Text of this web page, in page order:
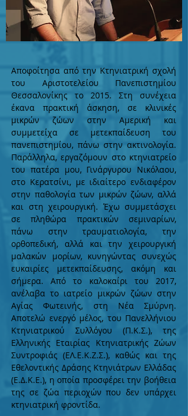
Αποφοίτησα από την Κτηνιατρική σχολή
του Αριστοτελείου Πανεπιστημίου
Θεσσαλονίκης το 2015. Στη συνέχεια
έκανα πρακτική άσκηση, σε κλινικές
μικρών ζώων στην Αμερική και
συμμετείχα σε μετεκπαίδευση του
πανεπιστημίου, πάνω στην ακτινολογία.
Παράλληλα, εργαζόμουν στο κτηνιατρείο
του πατέρα μου, Γινάργυρου Νικόλαου,
στο Κερατσίνι, με ιδιαίτερο ενδιαφέρον
στην παθολογία των μικρών ζώων, αλλά
και στη χειρουργική. Έχω συμμετάσχει
σε πληθώρα πρακτικών σεμιναρίων,
πάνω στην τραυματιολογία, την
ορθοπεδική, αλλά και την χειρουργική
μαλακών μορίων, κυνηγώντας συνεχώς
ευκαιρίες μετεκπαίδευσης, ακόμη και
σήμερα. Από το καλοκαίρι του 2017,
ανέλαβα το ιατρείο μικρών ζώων στην
Αγίας Φωτεινής, στη Νέα Σμύρνη.
Αποτελώ ενεργό μέλος, του Πανελλήνιου
Κτηνιατρικού Συλλόγου (Π.Κ.Σ.), της
Ελληνικής Εταιρίας Κτηνιατρικής Ζώων
Συντροφιάς (ΕΛ.Ε.Κ.Ζ.Σ.), καθώς και της
Εθελοντικής Δράσης Κτηνιάτρων Ελλάδας
(Ε.Δ.Κ.Ε.), η οποία προσφέρει την βοήθεια
της σε ζώα περιοχών που δεν υπάρχει
κτηνιατρική φροντίδα.